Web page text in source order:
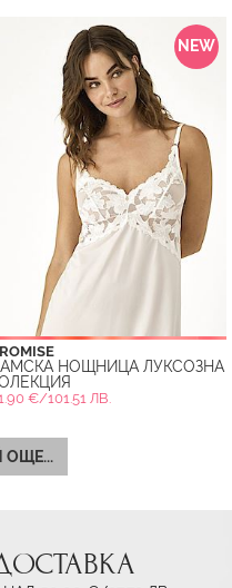
NEW
НОЩНИЦА ЛУКСОЗНА
€/101.51 ЛВ.
ОЩЕ...